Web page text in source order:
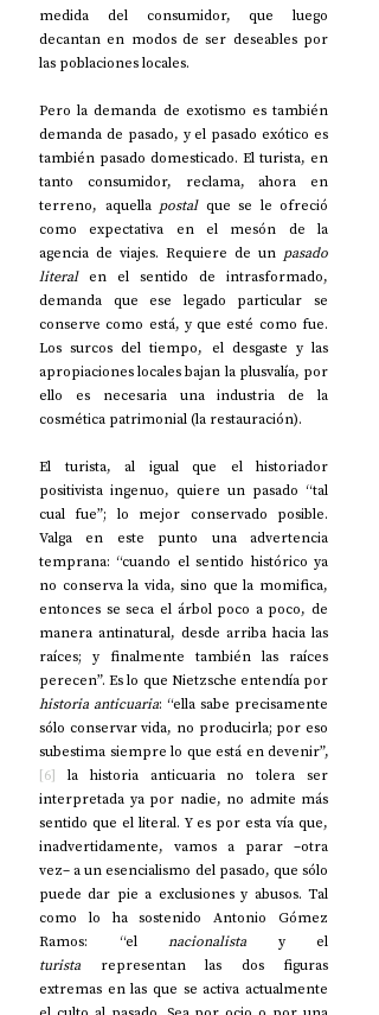
medida del consumidor, que luego
decantan en modos de ser deseables por
las poblaciones locales.
Pero la demanda de exotismo es también
demanda de pasado, y el pasado exótico es
también pasado domesticado. El turista, en
tanto consumidor, reclama, ahora en
terreno, aquella postal que se le ofreció
como expectativa en el mesón de la
agencia de viajes. Requiere de un pasado
literal en el sentido de intrasformado,
demanda que ese legado particular se
conserve como está, y que esté como fue.
Los surcos del tiempo, el desgaste y las
apropiaciones locales bajan la plusvalía, por
ello es necesaria una industria de la
cosmética patrimonial (la restauración).
El turista, al igual que el historiador
positivista ingenuo, quiere un pasado “tal
cual fue”; lo mejor conservado posible.
Valga en este punto una advertencia
temprana: “cuando el sentido histórico ya
no conserva la vida, sino que la momifica,
entonces se seca el árbol poco a poco, de
manera antinatural, desde arriba hacia las
raíces; y finalmente también las raíces
historia anticuaria: “ella sabe precisamente
sólo conservar vida, no producirla; por eso
subestima siempre lo que está en devenir”,
[6] la historia anticuaria no tolera ser
interpretada ya por nadie, no admite más
sentido que el literal. Y es por esta vía que,
inadvertidamente, vamos a parar –otra
vez– a un esencialismo del pasado, que sólo
puede dar pie a exclusiones y abusos. Tal
como lo ha sostenido Antonio Gómez
Ramos: “el nacionalista
turista representan las dos figuras
extremas en las que se activa actualmente